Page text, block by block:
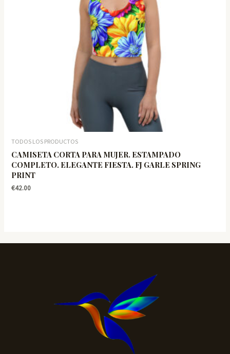
TODOS LOS PRODUCTOS
CAMISETA CORTA PARA MUJER. ESTAMPADO
COMPLETO. ELEGANTE FIESTA. FJ GARLE SPRING
PRINT
€42.00